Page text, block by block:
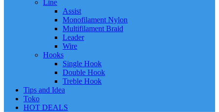
Line
Assist
Monofilament Nylon
Multifilament Braid
Leader
Wire
Hooks
Single Hook
Double Hook
Treble Hook
Tips and Idea
Toko
HOT DEALS